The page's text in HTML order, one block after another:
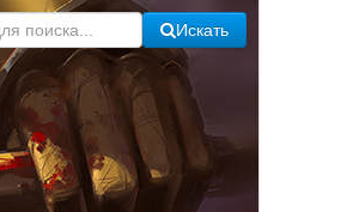
Искать